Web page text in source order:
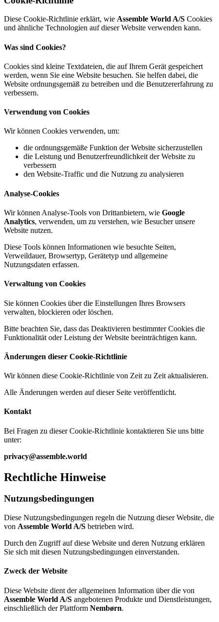
Diese Cookie-Richtlinie erklärt, wie Assemble World A/S Cookies
und ähnliche Technologien auf dieser Website verwenden kann.
Was sind Cookies?
Cookies sind kleine Textdateien, die auf Ihrem Gerät gespeichert
werden, wenn Sie eine Website besuchen. Sie helfen dabei, die
Website ordnungsgemäß zu betreiben und die Benutzererfahrung zu
verbessern.
Verwendung von Cookies
Wir können Cookies verwenden, um:
die ordnungsgemäße Funktion der Website sicherzustellen
die Leistung und Benutzerfreundlichkeit der Website zu
verbessern
den Website-Traffic und die Nutzung zu analysieren
Analyse-Cookies
Wir können Analyse-Tools von Drittanbietern, wie Google
Analytics, verwenden, um zu verstehen, wie Besucher unsere
Website nutzen.
Diese Tools können Informationen wie besuchte Seiten,
Verweildauer, Browsertyp, Gerätetyp und allgemeine
Nutzungsdaten erfassen.
Verwaltung von Cookies
Sie können Cookies über die Einstellungen Ihres Browsers
verwalten, blockieren oder löschen.
Bitte beachten Sie, dass das Deaktivieren bestimmter Cookies die
Funktionalität oder Leistung der Website beeinträchtigen kann.
Änderungen dieser Cookie-Richtlinie
Wir können diese Cookie-Richtlinie von Zeit zu Zeit aktualisieren.
Alle Änderungen werden auf dieser Seite veröffentlicht.
Kontakt
Bei Fragen zu dieser Cookie-Richtlinie kontaktieren Sie uns bitte
unter:
privacy@assemble.world
Rechtliche Hinweise
Nutzungsbedingungen
Diese Nutzungsbedingungen regeln die Nutzung dieser Website, die
von Assemble World A/S betrieben wird.
Durch den Zugriff auf diese Website und deren Nutzung erklären
Sie sich mit diesen Nutzungsbedingungen einverstanden.
Zweck der Website
Diese Website dient der allgemeinen Information über die von
Assemble World A/S angebotenen Produkte und Dienstleistungen,
einschließlich der Plattform Nembørn.